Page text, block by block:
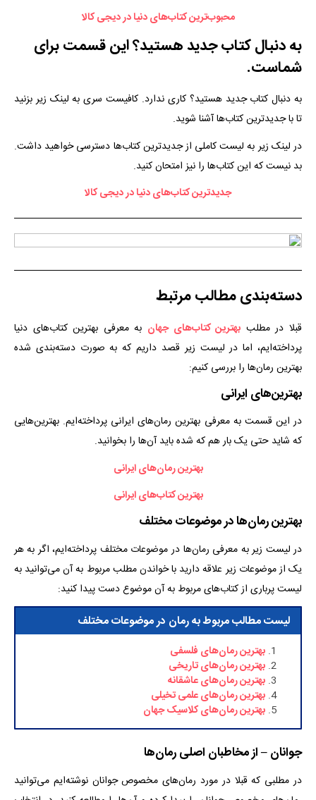
محبوب‌ترین کتاب‌های دنیا در دیجی کالا
به دنبال کتاب جدید هستید؟ این قسمت برای
شماست.
به دنبال کتاب جدید هستید؟ کاری ندارد. کافیست سری به لینک زیر بزنید
تا با جدیدترین کتاب‌ها آشنا شوید.
در لینک زیر به لیست کاملی از جدیدترین کتاب‌ها دسترسی خواهید داشت.
بد نیست که این کتاب‌ها را نیز امتحان کنید.
جدیدترین کتاب‌های دنیا در دیجی کالا
دسته‌بندی مطالب مرتبط
قبلا در مطلب بهترین کتاب‌های جهان به معرفی بهترین کتاب‌های دنیا
پرداخته‌ایم، اما در لیست زیر قصد داریم که به صورت دسته‌بندی شده
بهترین رمان‌ها را بررسی کنیم:
بهترین‌های ایرانی
در این قسمت به معرفی بهترین رمان‌های ایرانی پرداخته‌ایم. بهترین‌هایی
که شاید حتی یک بار هم که شده باید آن‌ها را بخوانید.
بهترین رمان‌های ایرانی
بهترین کتاب‌های ایرانی
بهترین رمان‌ها در موضوعات مختلف
در لیست زیر به معرفی رمان‌ها در موضوعات مختلف پرداخته‌ایم، اگر به هر
یک از موضوعات زیر علاقه دارید با خواندن مطلب مربوط به آن می‌توانید به
لیست پرباری از کتاب‌های مربوط به آن موضوع دست پیدا کنید:
لیست مطالب مربوط به رمان در موضوعات مختلف
بهترین رمان‌های فلسفی
بهترین رمان‌های تاریخی
بهترین رمان‌های عاشقانه
بهترین رمان‌های علمی تخیلی
بهترین رمان‌های کلاسیک جهان
جوانان–از مخاطبان اصلی رمان‌ها
در مطلبی که قبلا در مورد رمان‌های مخصوص جوانان نوشته‌ایم می‌توانید